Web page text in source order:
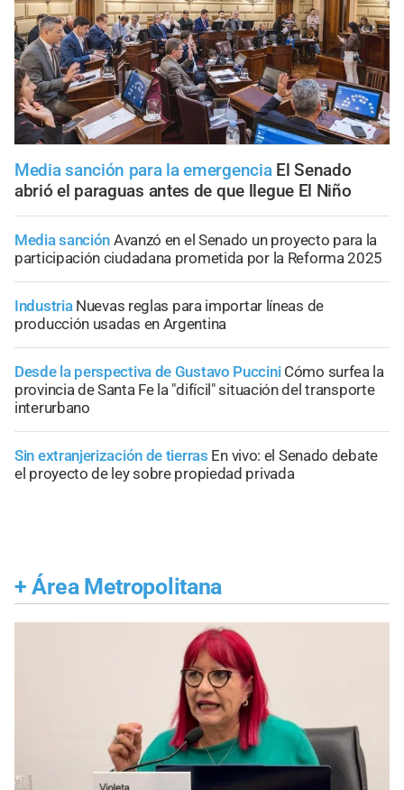
Media sanción para la emergencia El Senado
abrió el paraguas antes de que llegue El Niño
Media sanción Avanzó en el Senado un proyecto para la
participación ciudadana prometida por la Reforma 2025
Industria Nuevas reglas para importar líneas de
producción usadas en Argentina
Desde la perspectiva de Gustavo Puccini Cómo surfea la
provincia de Santa Fe la "difícil" situación del transporte
interurbano
Sin extranjerización de tierras En vivo: el Senado debate
el proyecto de ley sobre propiedad privada
+ Área Metropolitana